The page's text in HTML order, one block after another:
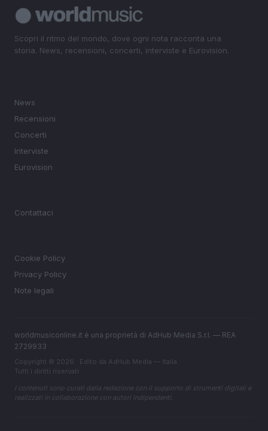
Scopri il ritmo del mondo, dove ogni nota racconta una
storia. News, recensioni, concerti, interviste e Eurovision.
News
Recensioni
Concerti
Interviste
Eurovision
Contattaci
Cookie Policy
Privacy Policy
Note legali
worldmusiconline.it è una proprietà di AdHub Media S.r.l. — REA
2729933
Copyright © 2026 · Edito da AdHub Media — Italia
Tutti i diritti riservati
I contenuti sono curati dalla redazione con il supporto di strumenti digitali e
realizzati in collaborazione con autori indipendenti.